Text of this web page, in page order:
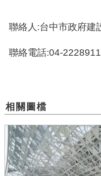
聯絡人:台中市政府建
聯絡電話:04-
相關圖檔